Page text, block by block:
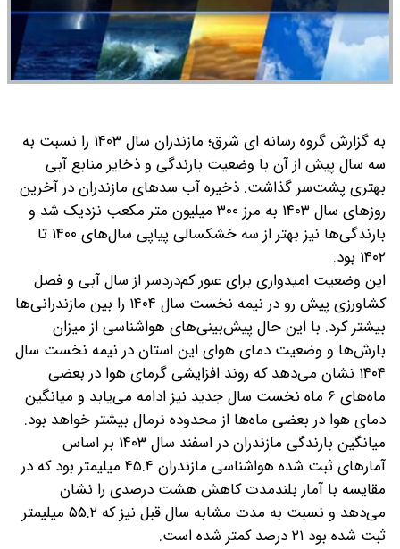
به گزارش گروه رسانه ای شرق؛ مازندران سال ۱۴۰۳ را نسبت به
سه سال پیش از آن با وضعیت بارندگی و ذخایر منابع آبی
بهتری پشت‌سر گذاشت. ذخیره آب سدهای مازندران در آخرین
روزهای سال ۱۴۰۳ به مرز ۳۰۰ میلیون متر مکعب نزدیک شد و
بارندگی‌ها نیز بهتر از سه خشکسالی پیاپی سال‌های ۱۴۰۰ تا
۱۴۰۲ بود.
این وضعیت امیدواری برای عبور کم‌دردسر از سال آبی و فصل
کشاورزی پیش رو در نیمه نخست سال ۱۴۰۴ را بین مازندرانی‌ها
بیشتر کرد. با این حال پیش‌بینی‌های هواشناسی از میزان
بارش‌ها و وضعیت دمای هوای این استان در نیمه نخست سال
۱۴۰۴ نشان می‌دهد که روند افزایشی گرمای هوا در بعضی
ماه‌های ۶ ماه نخست سال جدید نیز ادامه می‌یابد و میانگین
دمای هوا در بعضی ماه‌ها از محدوده نرمال بیشتر خواهد بود.
میانگین بارندگی مازندران در اسفند سال ۱۴۰۳ بر اساس
آمارهای ثبت شده هواشناسی مازندران ۴۵.۴ میلیمتر بود که در
مقایسه با آمار بلندمدت کاهش هشت درصدی را نشان
می‌دهد و نسبت به مدت مشابه سال قبل نیز که ۵۵.۲ میلیمتر
ثبت شده بود ۲۱ درصد کمتر شده است.